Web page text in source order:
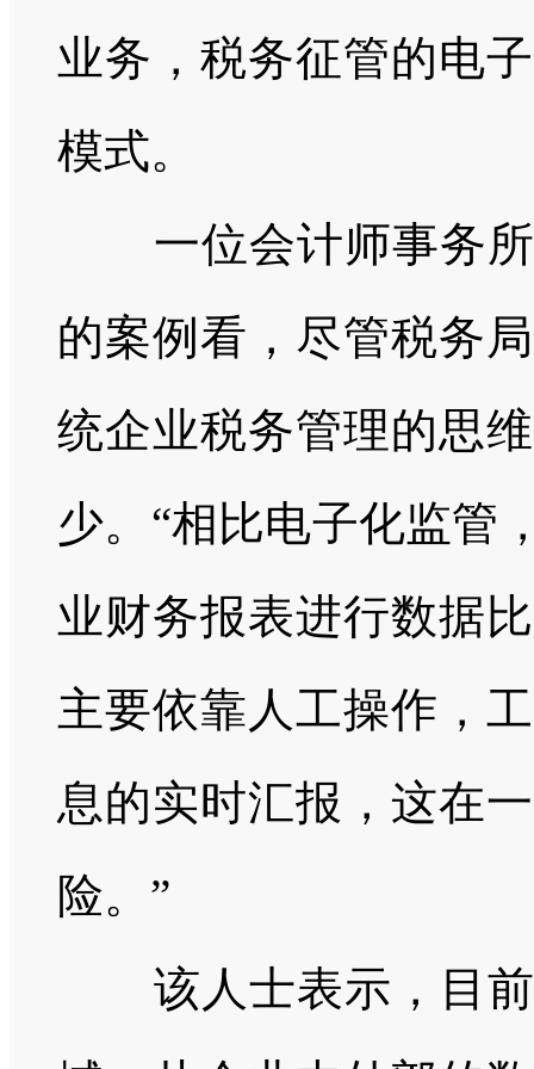
业务，税务征管的电
模式。
一位会计师事务
的案例看，尽管税务
统企业税务管理的思
少。“相比电子化监管
业财务报表进行数据
主要依靠人工操作，
息的实时汇报，这在
险。”
该人士表示，目